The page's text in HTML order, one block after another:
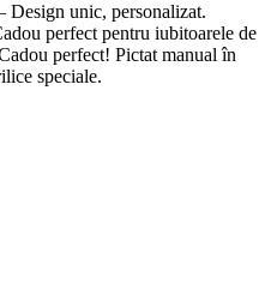
Design unic, personalizat.
perfect pentru iubitoarele de
perfect! Pictat manual în
speciale.